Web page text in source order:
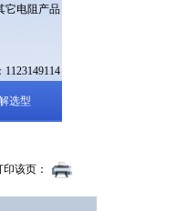
它电阻产品
选型
印该页：